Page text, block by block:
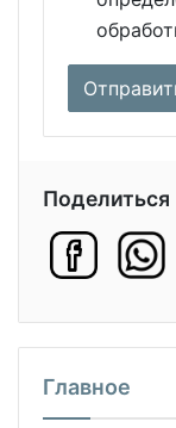
Поделиться
Главное